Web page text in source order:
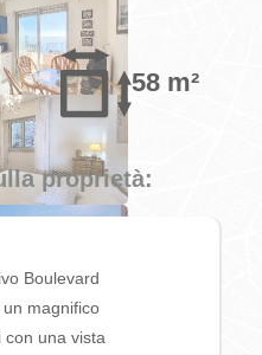
58 m²
proprietà:
Boulevard
magnifico
una vista